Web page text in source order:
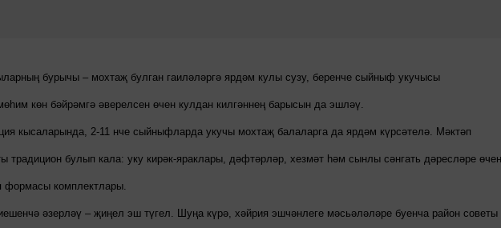
бурычы – мохтаҗ булган гаиләләргә ярдәм кулы сузу, беренче сыйныф укучысы
көн бәйрәмгә әверелсен өчен кулдан килгәннең барысын да эшләү.
кысаларында, 2-11 нче сыйныфларда укучы мохтаҗ балаларга да ярдәм күрсәтелә. Мәктәп
традицион булып кала: уку кирәк-яраклары, дәфтәрләр, хезмәт һәм сынлы сәнгать дәресләре өчен
формасы комплектлары.
әзерләү – җиңел эш түгел. Шуңа күрә, хәйрия эшчәнлеге мәсьәләләре буенча район советы